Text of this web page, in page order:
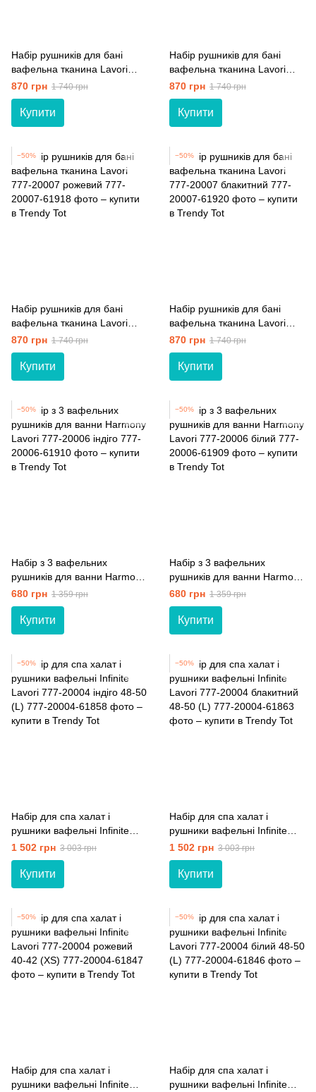
Набір рушників для бані
вафельна тканина Lavori
777-20007 бежевий
870 грн 1 740 грн
Купити
Набір рушників для бані
вафельна тканина Lavori
777-20007 білий
870 грн 1 740 грн
Купити
−50%
Набір рушників для бані
вафельна тканина Lavori
777-20007 рожевий
870 грн 1 740 грн
Купити
−50%
Набір рушників для бані
вафельна тканина Lavori
777-20007 блакитний
870 грн 1 740 грн
Купити
−50%
Набір з 3 вафельних
рушників для ванни Harmony
Lavori 777-20006 індіго
680 грн 1 359 грн
Купити
−50%
Набір з 3 вафельних
рушників для ванни Harmony
Lavori 777-20006 білий
680 грн 1 359 грн
Купити
−50%
Набір для спа халат і
рушники вафельні Infinite
Lavori 777-20004 індіго 48-50
(L)
1 502 грн 3 003 грн
Купити
−50%
Набір для спа халат і
рушники вафельні Infinite
Lavori 777-20004 блакитний
48-50 (L)
1 502 грн 3 003 грн
Купити
−50%
Набір для спа халат і
рушники вафельні Infinite
−50%
Набір для спа халат і
рушники вафельні Infinite